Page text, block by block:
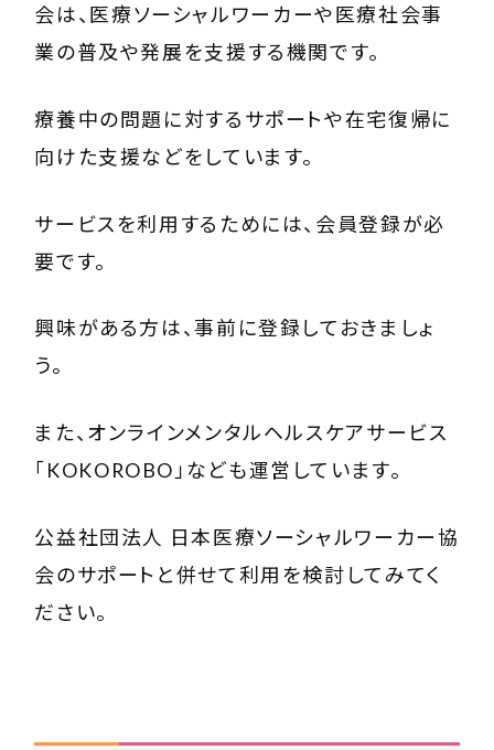
会は、医療ソーシャルワーカーや医療社会事
業の普及や発展を支援する機関です。
療養中の問題に対するサポートや在宅復帰に
向けた支援などをしています。
サービスを利用するためには、会員登録が必
要です。
興味がある方は、事前に登録しておきましょ
う。
また、オンラインメンタルヘルスケアサービス
「KOKOROBO 」なども運営しています。
公益社団法人 日本医療ソーシャルワーカー協
会のサポートと併せて利用を検討してみてく
ださい。